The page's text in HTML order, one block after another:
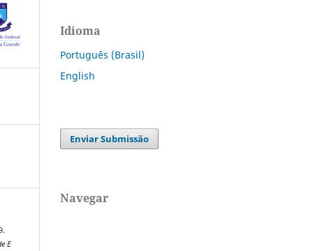
E
Idioma
Português (Brasil)
English
Enviar Submissão
Navegar